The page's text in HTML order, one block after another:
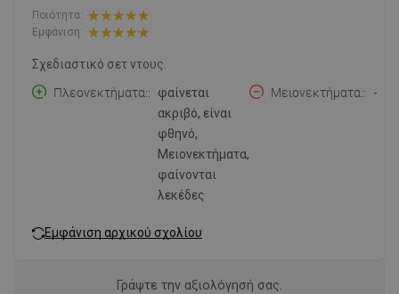
Ποιότητα:
Εμφάνιση:
Σχεδιαστικό σετ ντους.
Πλεονεκτήματα:
φαίνεται
ακριβό, είναι
φθηνό,
Μειονεκτήματα,
φαίνονται
λεκέδες
Μειονεκτήματα: -
Εμφάνιση αρχικού σχολίου
Γράψτε την αξιολόγησή σας.